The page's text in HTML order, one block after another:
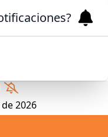
de 2026